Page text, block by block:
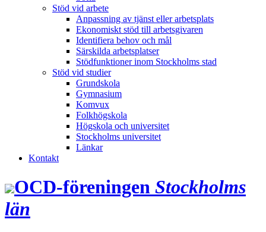
Stöd vid arbete
Anpassning av tjänst eller arbetsplats
Ekonomiskt stöd till arbetsgivaren
Identifiera behov och mål
Särskilda arbetsplatser
Stödfunktioner inom Stockholms stad
Stöd vid studier
Grundskola
Gymnasium
Komvux
Folkhögskola
Högskola och universitet
Stockholms universitet
Länkar
Kontakt
OCD‑föreningen Stockholms
län